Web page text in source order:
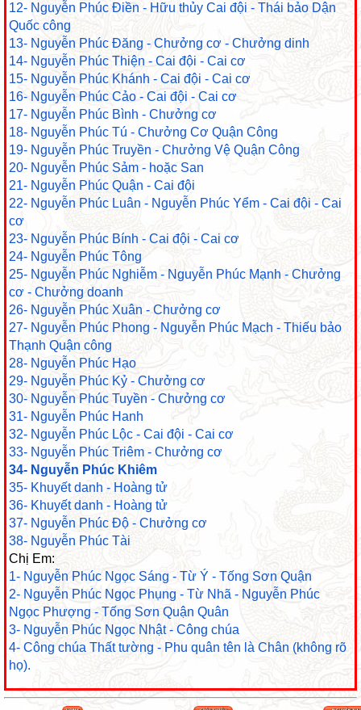
12- Nguyễn Phúc Điền - Hữu thủy Cai đội - Thái bảo Dận
Quốc công
13- Nguyễn Phúc Đăng - Chưởng cơ - Chưởng dinh
14- Nguyễn Phúc Thiện - Cai đội - Cai cơ
15- Nguyễn Phúc Khánh - Cai đội - Cai cơ
16- Nguyễn Phúc Cảo - Cai đội - Cai cơ
17- Nguyễn Phúc Bình - Chưởng cơ
18- Nguyễn Phúc Tú - Chưởng Cơ Quận Công
19- Nguyễn Phúc Truyền - Chưởng Vệ Quận Công
20- Nguyễn Phúc Sảm - hoặc San
21- Nguyễn Phúc Quận - Cai đội
22- Nguyễn Phúc Luân - Nguyễn Phúc Yểm - Cai đội - Cai
cơ
23- Nguyễn Phúc Bính - Cai đội - Cai cơ
24- Nguyễn Phúc Tông
25- Nguyễn Phúc Nghiễm - Nguyễn Phúc Mạnh - Chưởng
cơ - Chưởng doanh
26- Nguyễn Phúc Xuân - Chưởng cơ
27- Nguyễn Phúc Phong - Nguyễn Phúc Mạch - Thiếu bảo
Thạnh Quận công
28- Nguyễn Phúc Hạo
29- Nguyễn Phúc Kỷ - Chưởng cơ
30- Nguyễn Phúc Tuyền - Chưởng cơ
31- Nguyễn Phúc Hanh
32- Nguyễn Phúc Lộc - Cai đội - Cai cơ
33- Nguyễn Phúc Triêm - Chưởng cơ
34- Nguyễn Phúc Khiêm
35- Khuyết danh - Hoàng tử
36- Khuyết danh - Hoàng tử
37- Nguyễn Phúc Độ - Chưởng cơ
38- Nguyễn Phúc Tài
Chị Em:
1- Nguyễn Phúc Ngọc Sáng - Từ Ý - Tống Sơn Quận
2- Nguyễn Phúc Ngọc Phụng - Từ Nhã - Nguyễn Phúc
Ngọc Phượng - Tống Sơn Quận Quân
3- Nguyễn Phúc Ngọc Nhật - Công chúa
4- Công chúa Thất tường - Phu quân tên là Chân (không rõ
họ).